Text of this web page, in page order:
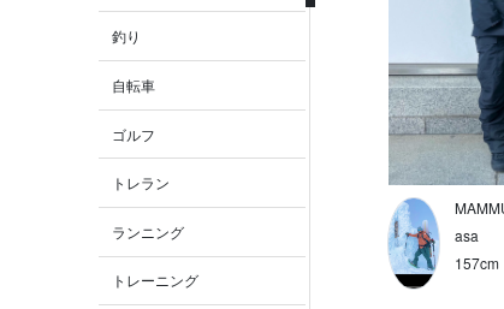
殿場
MAMMUT factory OUTLET 木
更津
MAMMUT factory OUTLET 札
幌
MAMMUT 大阪
MAMMUT 京都
釣り
自転車
ゴルフ
トレラン
ランニング
トレーニング
asa
157cm